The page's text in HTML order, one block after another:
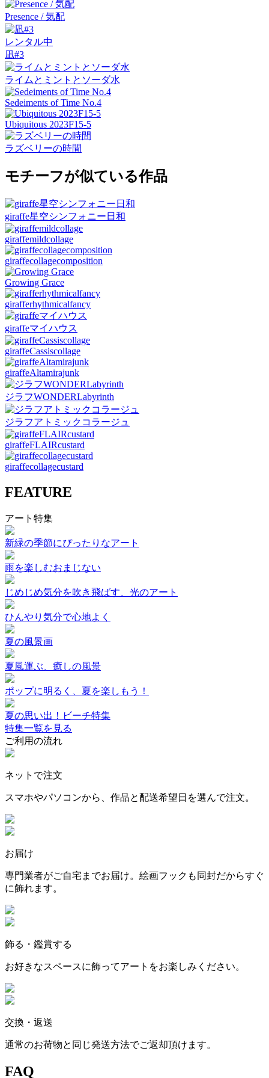
Presence / 気配
レンタル中
凪#3
ライムとミントとソーダ水
Sedeiments of Time No.4
Ubiquitous 2023F15-5
ラズベリーの時間
モチーフが似ている作品
giraffe星空シンフォニー日和
giraffemildcollage
giraffecollagecomposition
Growing Grace
girafferhythmicalfancy
giraffeマイハウス
giraffeCassiscollage
giraffeAltamirajunk
ジラフWONDERLabyrinth
ジラフアトミックコラージュ
giraffeFLAIRcustard
giraffecollagecustard
FEATURE
アート特集
新緑の季節にぴったりなアート
雨を楽しむおまじない
じめじめ気分を吹き飛ばす、光のアート
ひんやり気分で心地よく
夏の風景画
夏風運ぶ、癒しの風景
ポップに明るく、夏を楽しもう！
夏の思い出！ビーチ特集
特集一覧を見る
ご利用の流れ
ネットで注文
スマホやパソコンから、作品と配送希望日を選んで注文。
お届け
専門業者がご自宅までお届け。絵画フックも同封だからすぐ
に飾れます。
飾る・鑑賞する
お好きなスペースに飾ってアートをお楽しみください。
交換・返送
通常のお荷物と同じ発送方法でご返却頂けます。
FAQ